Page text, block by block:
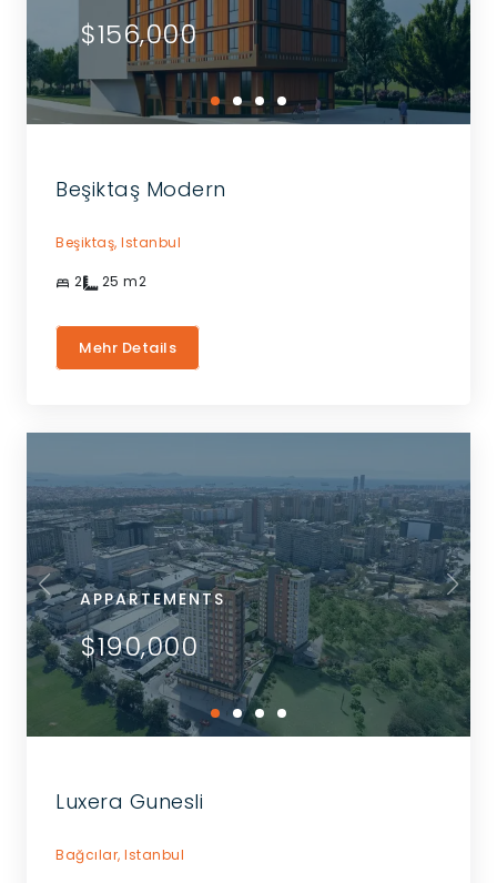
$156,000
Beşiktaş Modern
Beşiktaş, Istanbul
2 25 m2
Mehr Details
APPARTEMENTS
$190,000
Luxera Gunesli
Bağcılar, Istanbul